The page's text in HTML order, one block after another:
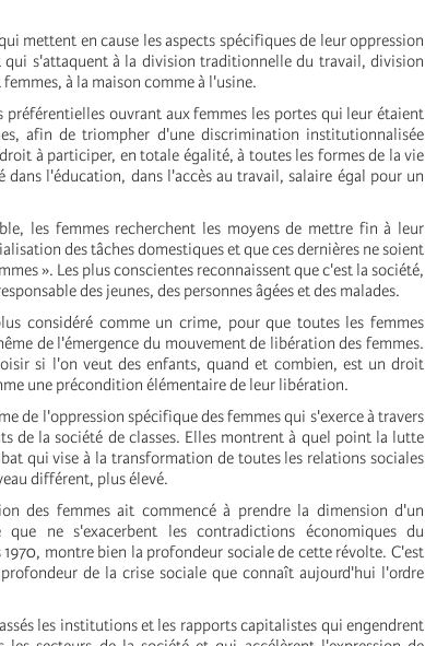
mettent en cause les aspects spécifiques de leur oppression
qui s'attaquent à la division traditionnelle du travail, division
à la maison comme à l'usine.
préférentielles ouvrant aux femmes les portes qui leur étaient
afin de triompher d'une discrimination institutionnalisée
à participer, en totale égalité, à toutes les formes de la vie
l'éducation, dans l'accès au travail, salaire égal pour un
les femmes recherchent les moyens de mettre fin à leur
des tâches domestiques et que ces dernières ne soient
». Les plus conscientes reconnaissent que c'est la société,
des jeunes, des personnes âgées et des malades.
considéré comme un crime, pour que toutes les femmes
de l'émergence du mouvement de libération des femmes.
si l'on veut des enfants, quand et combien, est un droit
une précondition élémentaire de leur libération.
de l'oppression spécifique des femmes qui s'exerce à travers
de la société de classes. Elles montrent à quel point la lutte
qui vise à la transformation de toutes les relations sociales
différent, plus élevé.
des femmes ait commencé à prendre la dimension d'un
que ne s'exacerbent les contradictions économiques du
montre bien la profondeur sociale de cette révolte. C'est
de la crise sociale que connaît aujourd'hui l'ordre
les institutions et les rapports capitalistes qui engendrent